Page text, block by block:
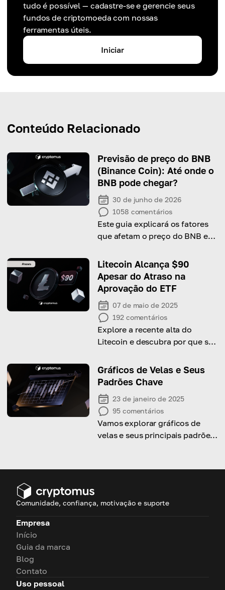
tudo é possível — cadastre-se e gerencie seus
fundos de criptomoeda com nossas
ferramentas úteis.
Iniciar
Conteúdo Relacionado
Previsão de preço do BNB
(Binance Coin): Até onde o
BNB pode chegar?
30 de junho de 2026
1058 comentários
Este guia explicará os fatores
que afetam o preço do BNB e
próximos anos.
Litecoin Alcança $90
Apesar do Atraso na
Aprovação do ETF
07 de maio de 2025
192 comentários
Explore a recente alta do
Litecoin e descubra por que seu
atraso na aprovação do ETF.
Gráficos de Velas e Seus
Padrões Chave
23 de janeiro de 2025
95 comentários
Vamos explorar gráficos de
velas e seus principais padrões
Comunidade, confiança, motivação e suporte
Empresa
Início
Guia da marca
Blog
Contato
Uso pessoal